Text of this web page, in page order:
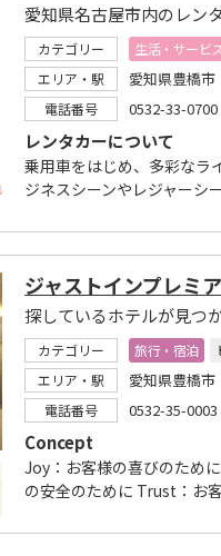
愛知県名古屋市内のレン
カテゴリー 生活・サービス
エリア・駅
愛知県豊橋
電話番号 0532-33-0700
レンタカーについて
乗用車をはじめ、多彩なラ
ジネスシーンやレジャーシ
ジャストインプレミ
カテゴリー 旅行・宿泊
エリア・駅
愛知県豊橋
電話番号 0532-35-0003
Concept
Joy：お客様の喜びのため
の安全のために Trust：お